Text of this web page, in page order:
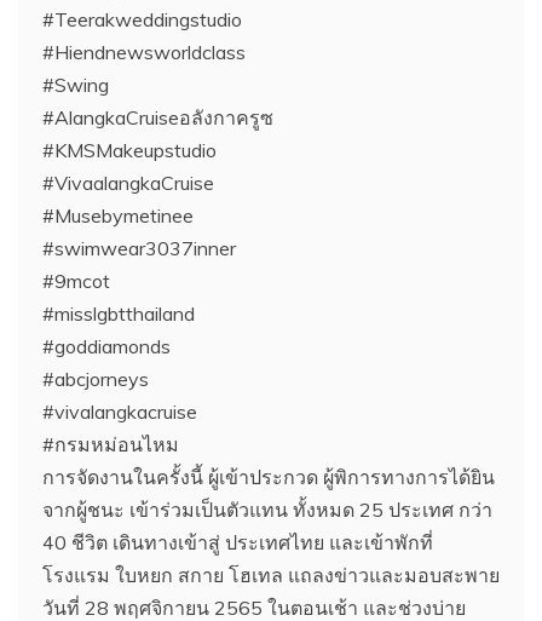
#Teerakweddingstudio
#Hiendnewsworldclass
#Swing
#AlangkaCruiseอลังกาครูซ
#KMSMakeupstudio
#VivaalangkaCruise
#Musebymetinee
#swimwear3037inner
#9mcot
#misslgbtthailand
#goddiamonds
#abcjorneys
#vivalangkacruise
#กรมหม่อนไหม
การจัดงานในครั้งนี้ ผู้เข้าประกวด ผู้พิการทางการได้ยิน
จากผู้ชนะ เข้าร่วมเป็นตัวแทน ทั้งหมด 25 ประเทศ กว่า
40 ชีวิต เดินทางเข้าสู่ ประเทศไทย และเข้าพักที่
โรงแรม ใบหยก สกาย โฮเทล แถลงข่าวและมอบสะพาย
วันที่ 28 พฤศจิกายน 2565 ในตอนเช้า และช่วงบ่าย